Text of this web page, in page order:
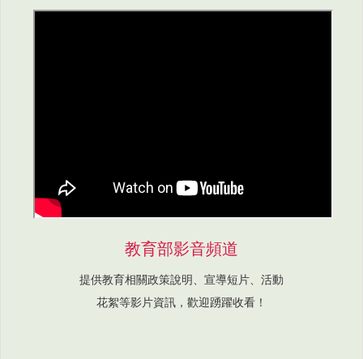
教育部影音頻道
提供教育相關政策說明、宣導短片、活動
花絮等影片資訊，歡迎踴躍收看！